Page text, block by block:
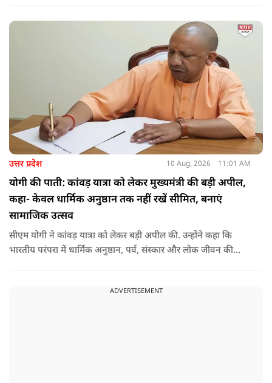
उत्तर प्रदेश 10 Aug, 2026 11:01 AM
योगी की पाती: कांवड़ यात्रा को लेकर मुख्यमंत्री की बड़ी अपील,
कहा- केवल धार्मिक अनुष्ठान तक नहीं रखें सीमित, बनाएं
सामाजिक उत्सव
सीएम योगी ने कांवड़ यात्रा को लेकर बड़ी अपील की. उन्होंने कहा कि
भारतीय परंपरा में धार्मिक अनुष्ठान, पर्व, संस्कार और लोक जीवन की
ADVERTISEMENT